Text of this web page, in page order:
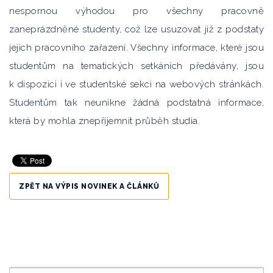
nespornou výhodou pro všechny pracovně
zaneprázdněné studenty, což lze usuzovat již z podstaty
jejich pracovního zařazení. Všechny informace, které jsou
studentům na tematických setkáních předávány, jsou
k dispozici i ve studentské sekci na webových stránkách.
Studentům tak neunikne žádná podstatná informace,
která by mohla znepříjemnit průběh studia.
ZPĚT NA VÝPIS NOVINEK A ČLÁNKŮ